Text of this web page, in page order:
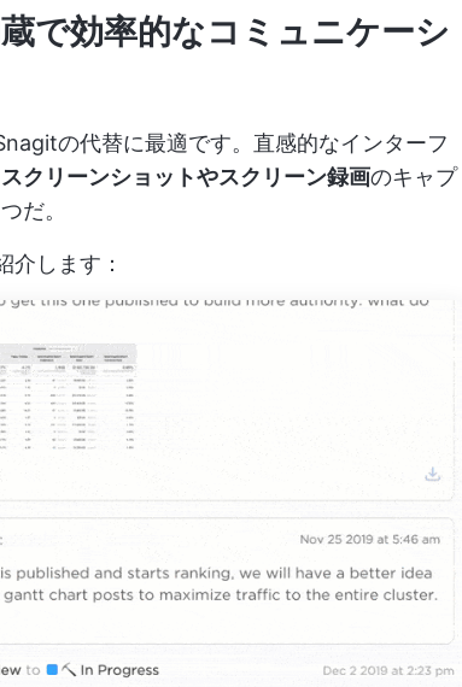
で効率的なコミュニケーシ
の代替に最適です。直感的なインターフ
スクリーンショットやスクリーン録画のキャプ
だ。
介します：